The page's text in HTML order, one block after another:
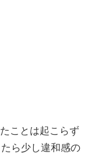
ことは起こらず
ら少し違和感の